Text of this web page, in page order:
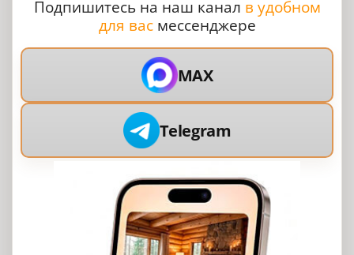
Подпишитесь на наш канал в удобном
для васмессенджере
MAX
Telegram